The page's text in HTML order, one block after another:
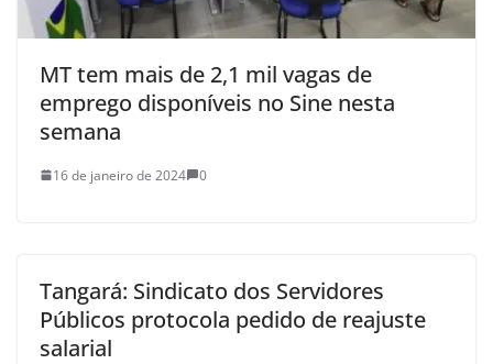
MT tem mais de 2,1 mil vagas de
emprego disponíveis no Sine nesta
semana
16 de janeiro de 2024 0
Tangará: Sindicato dos Servidores
Públicos protocola pedido de reajuste
salarial